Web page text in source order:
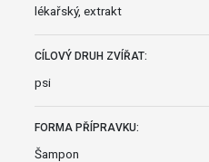
lékařský, extrakt
CÍLOVÝ DRUH ZVÍŘAT:
psi
FORMA PŘÍPRAVKU:
Šampon